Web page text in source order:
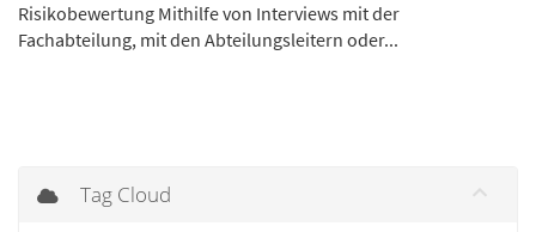
Risikobewertung Mithilfe von Interviews mit der
Fachabteilung, mit den Abteilungsleitern oder...
Tag Cloud